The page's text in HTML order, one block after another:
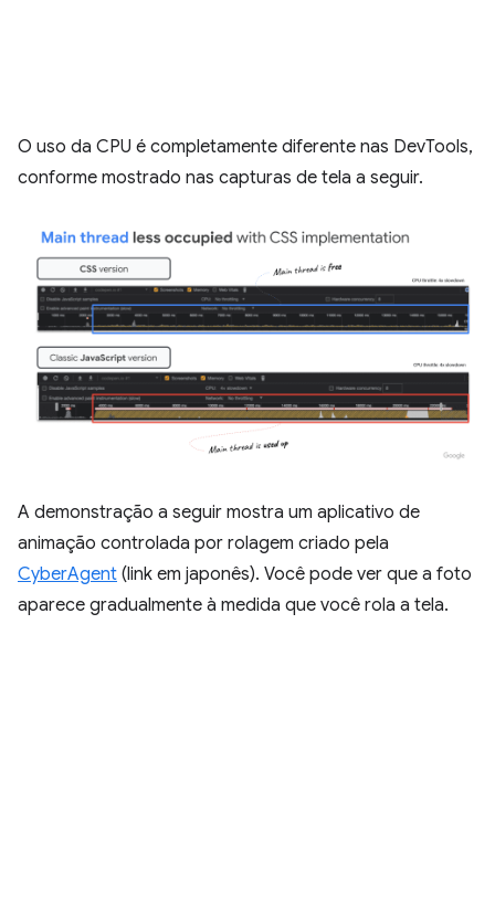
O uso da CPU é completamente diferente nas DevTools,
conforme mostrado nas capturas de tela a seguir.
A demonstração a seguir mostra um aplicativo de
animação controlada por rolagem criado pela
CyberAgent (link em japonês). Você pode ver que a foto
aparece gradualmente à medida que você rola a tela.